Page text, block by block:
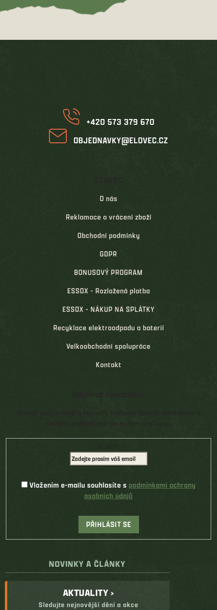
+420 573 379 670
OBJEDNAVKY@ELOVEC.CZ
O nás
Reklamace a vrácení zboží
Obchodní podmínky
GDPR
BONUSOVÝ PROGRAM
ESSOX - Rozložená platba
ESSOX - NÁKUP NA SPLÁTKY
Recyklace elektroodpadu a baterií
Velkoobchodní spolupráce
Kontakt
Vložením e-mailu souhlasíte s podmínkami ochrany
osobních údajů
PŘIHLÁSIT SE
NOVINKY A ČLÁNKY
AKTUALITY ›
Sledujte nejnovější dění a akce